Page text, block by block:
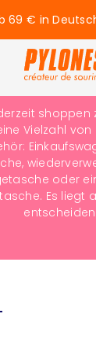
shoppen
Vielzahl
oder
Es liegt
entscheiden!
69 € in